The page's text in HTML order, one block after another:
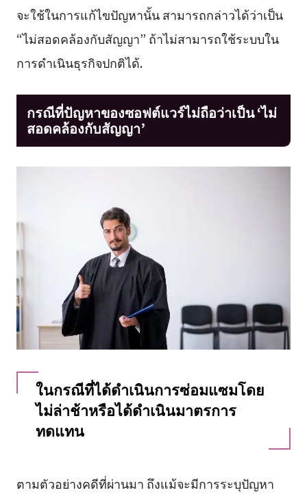
จะใช้ในการแก้ไขปัญหานั้น สามารถกล่าวได้ว่าเป็น
“ไม่สอดคล้องกับสัญญา” ถ้าไม่สามารถใช้ระบบใน
การดำเนินธุรกิจปกติได้.
กรณีที่ปัญหาของซอฟต์แวร์ไม่ถือว่าเป็น ‘ไม่
สอดคล้องกับสัญญา’
ในกรณีที่ได้ดำเนินการซ่อมแซมโดย
ไม่ล่าช้าหรือได้ดำเนินมาตรการ
ทดแทน
ตามตัวอย่างคดีที่ผ่านมา ถึงแม้จะมีการระบุปัญหา